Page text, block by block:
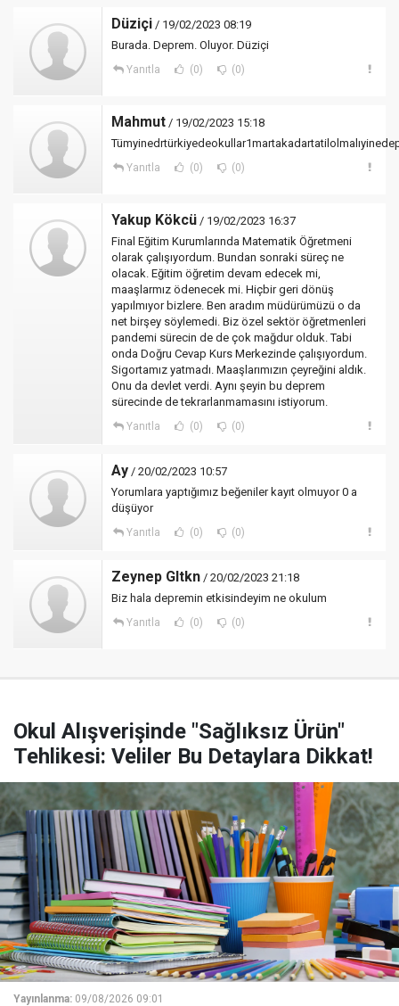
Düziçi / 19/02/2023 08:19
Burada. Deprem. Oluyor. Düziçi
Yanıtla (0) (0)
Mahmut / 19/02/2023 15:18
Yanıtla (0) (0)
Yakup Kökcü / 19/02/2023 16:37
Final Eğitim Kurumlarında Matematik Öğretmeni
olarak çalışıyordum. Bundan sonraki süreç ne
olacak. Eğitim öğretim devam edecek mi,
maaşlarmız ödenecek mi. Hiçbir geri dönüş
yapılmıyor bizlere. Ben aradım müdürümüzü o da
net birşey söylemedi. Biz özel sektör öğretmenleri
pandemi sürecin de de çok mağdur olduk. Tabi
onda Doğru Cevap Kurs Merkezinde çalışıyordum.
Sigortamız yatmadı. Maaşlarımızın çeyreğini aldık.
Onu da devlet verdi. Aynı şeyin bu deprem
sürecinde de tekrarlanmamasını istiyorum.
Yanıtla (0) (0)
Ay / 20/02/2023 10:57
Yorumlara yaptığımız beğeniler kayıt olmuyor 0 a
düşüyor
Yanıtla (0) (0)
Zeynep Gltkn / 20/02/2023 21:18
Biz hala depremin etkisindeyim ne okulum
Yanıtla (0) (0)
Okul Alışverişinde "Sağlıksız Ürün"
Tehlikesi: Veliler Bu Detaylara Dikkat!
Yayınlanma: 09/08/2026 09:01